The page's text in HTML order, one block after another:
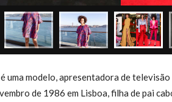
é uma modelo, apresentadora de
de 1986 em Lisboa, filha de pai